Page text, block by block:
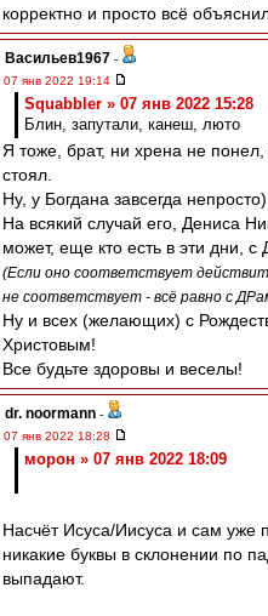
корректно и просто всё
Васильев1967 -
07 янв 2022 19:14
Squabbler » 07 янв 2022 15:28
Блин, запутали, канеш, люто
Я тоже, брат, ни хрена не понел,
стоял.
Ну, у Богдана завсегда непросто)
На всякий случай его, Дениса
может, еще кто есть в эти дни, с
(Если оно соответствует
не соответствует - всё равно с
Ну и всех (желающих) с
Христовым!
Все будьте здоровы и веселы!
dr. noormann -
07 янв 2022 18:28
морон » 07 янв 2022 18:09
Насчёт Исуса/Иисуса и сам уже
никакие буквы в склонении по
выпадают.